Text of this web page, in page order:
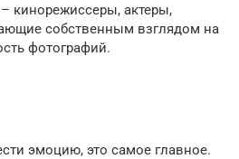
кинорежиссеры, актеры,
собственным взглядом на
фотографий.
эмоцию, это самое главное.